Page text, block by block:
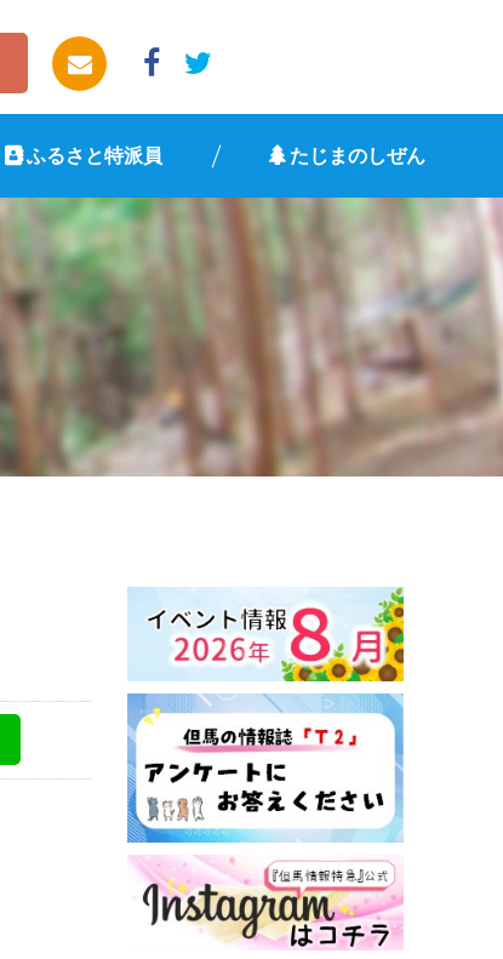
ふるさと特派員 たじまのしぜん